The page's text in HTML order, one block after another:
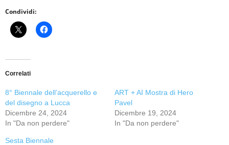
Condividi:
Correlati
8° Biennale dell’acquerello e
del disegno a Lucca
Dicembre 24, 2024
In "Da non perdere"
ART + AI Mostra di Hero
Pavel
Dicembre 19, 2024
In "Da non perdere"
Sesta Biennale